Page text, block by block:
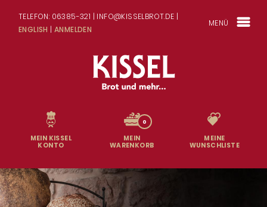
TELEFON: 06385-321 | INFO@KISSELBROT.DE |
ENGLISH |ANMELDEN
MENÜ
MEIN KISSEL
KONTO
0
MEIN
WARENKORB
MEINE
WUNSCHLISTE